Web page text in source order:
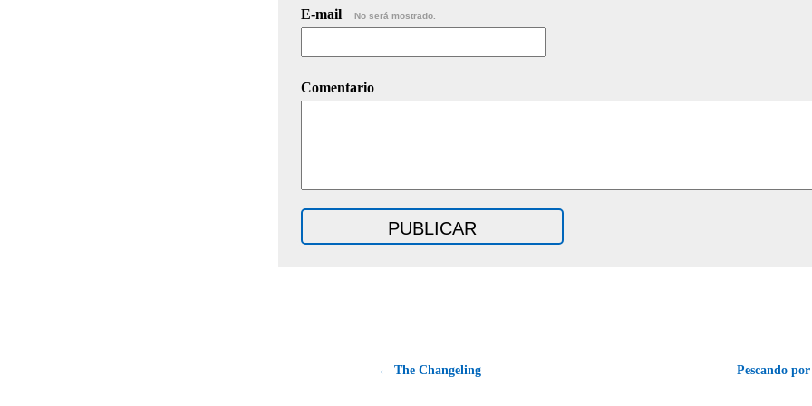
E-mail No será mostrado.
Comentario
← The Changeling Pescando